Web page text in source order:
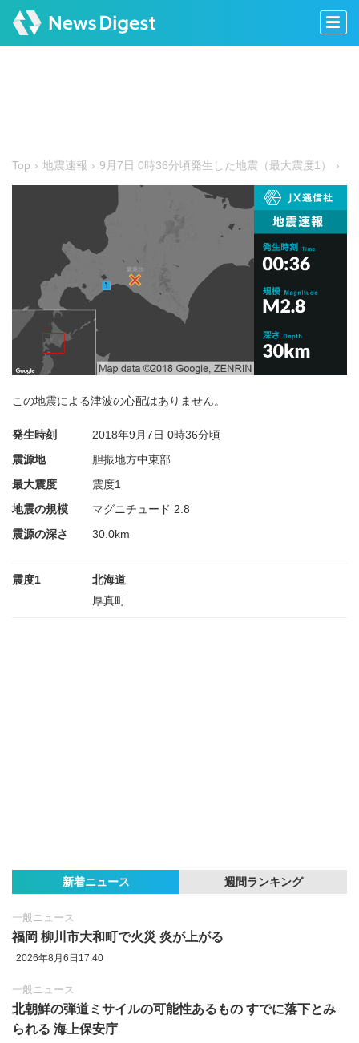
Top 地震速報 9月7日 0時36分頃発生した地震（最大震度1）
この地震による津波の心配はありません。
発生時刻 2018年9月7日 0時36分頃
震源地
胆振地方中東部
最大震度
震度1
地震の規模
マグニチュード 2.8
震源の深さ
30.0km
震度1
北海道
厚真町
新着ニュース 週間ランキング
一般ニュース
福岡 柳川市大和町で火災 炎が上がる
2026年8月6日17:40
一般ニュース
北朝鮮の弾道ミサイルの可能性あるもの すでに落下とみ
られる 海上保安庁